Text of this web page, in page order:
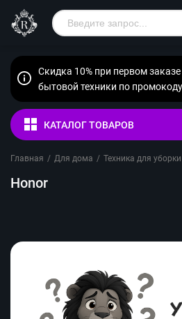
Скидка 10% при первом
бытовой техники по
КАТАЛОГ ТОВАРОВ
Главная / Для дома / Техника для уборки
Honor